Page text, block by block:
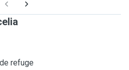
refuge